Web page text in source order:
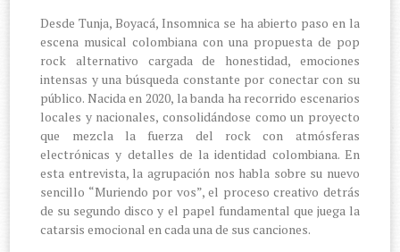
Desde Tunja, Boyacá, Insomnica se ha abierto paso en la
escena musical colombiana con una propuesta de pop
rock alternativo cargada de honestidad, emociones
intensas y una búsqueda constante por conectar con su
público. Nacida en 2020, la banda ha recorrido escenarios
locales y nacionales, consolidándose como un proyecto
que mezcla la fuerza del rock con atmósferas
electrónicas y detalles de la identidad colombiana. En
esta entrevista, la agrupación nos habla sobre su nuevo
sencillo “Muriendo por vos”, el proceso creativo detrás
de su segundo disco y el papel fundamental que juega la
catarsis emocional en cada una de sus canciones.